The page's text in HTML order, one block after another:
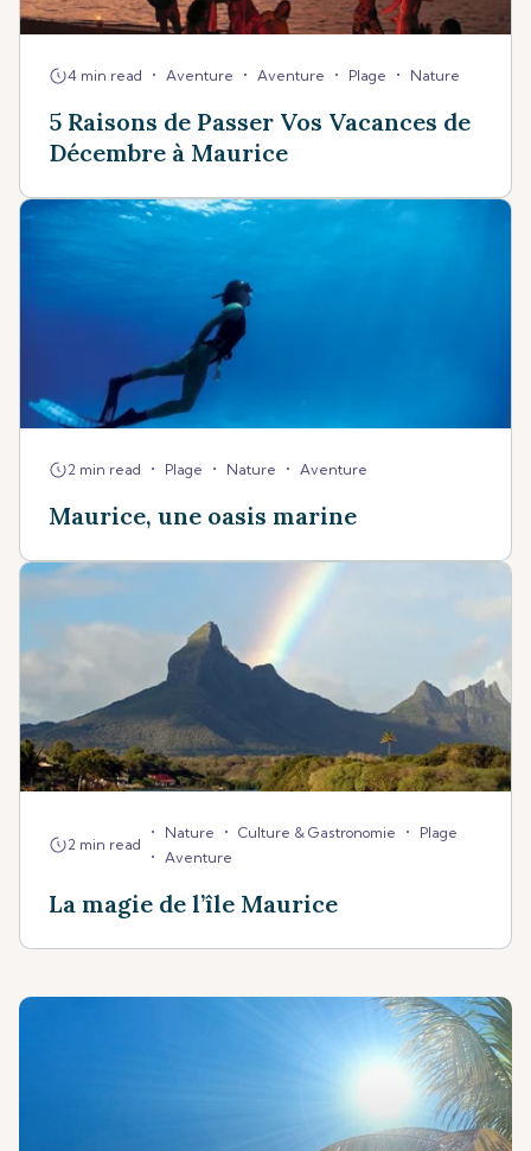
4 min read • Aventure • Aventure • Plage • Nature
5 Raisons de Passer Vos Vacances de
Décembre à Maurice
2 min read • Plage • Nature • Aventure
Maurice, une oasis marine
2 min read
• Nature • Culture & Gastronomie • Plage
• Aventure
La magie de l’île Maurice